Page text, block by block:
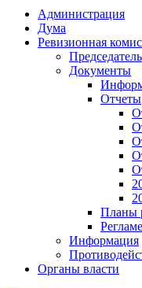
Администрация
Дума
Ревизионная
Председатель
Документы
Отчеты
Планы
Информация
Органы власти